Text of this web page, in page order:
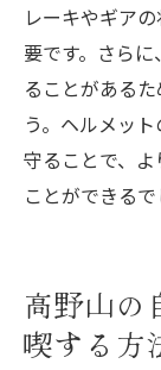
レーキやギア
要です。さら
ることがある
う。ヘルメッ
守ることで、
ことができるで
高野山の
喫する方